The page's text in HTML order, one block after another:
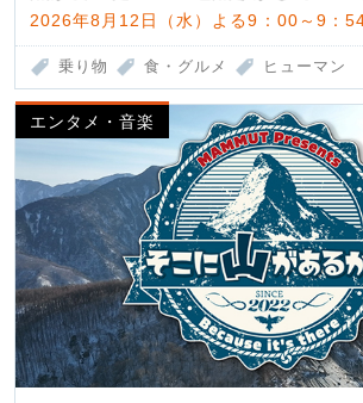
2026年8月12日（水）よる9：00～9：
乗り物 食・グルメ ヒューマン
エンタメ・音楽